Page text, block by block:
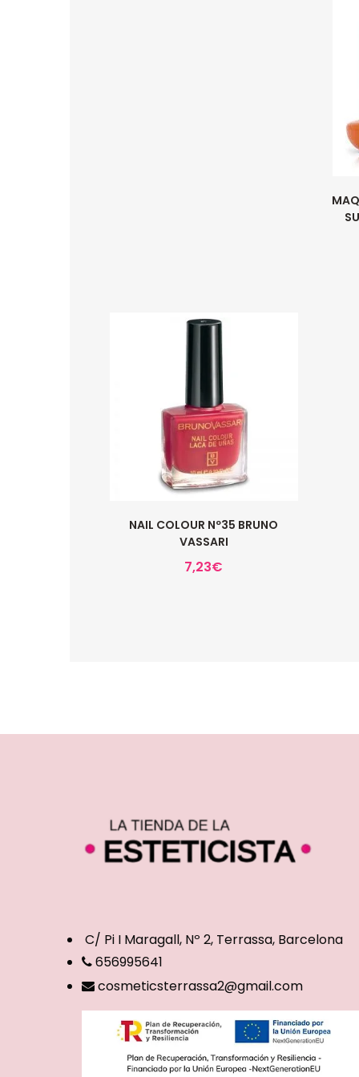
NAIL COLOUR Nº35 BRUNO
VASSARI
7,23€
C/ Pi I Maragall, Nº 2, Terrassa, Barcelona
656995641
cosmeticsterrassa2@gmail.com